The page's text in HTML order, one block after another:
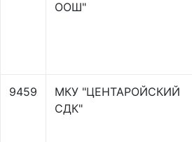
ООШ"
9459
МКУ "ЦЕНТАРОЙСКИЙ
СДК"